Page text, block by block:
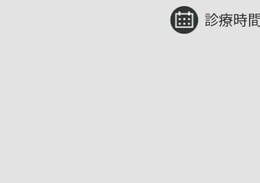
診療時